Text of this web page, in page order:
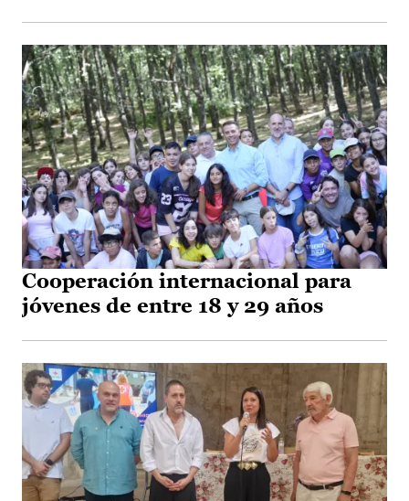
Cooperación internacional para
jóvenes de entre 18 y 29 años